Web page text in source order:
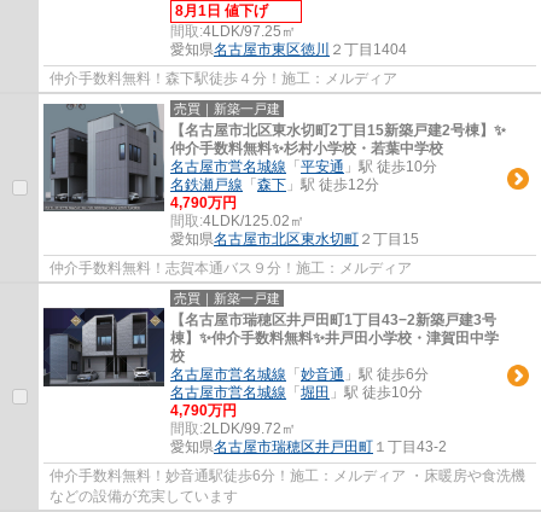
8月1日 値下げ
間取:4LDK/97.25㎡
愛知県名古屋市東区徳川 ２丁目1404
仲介手数料無料！森下駅徒歩４分！施工：メルディア
売買｜新築一戸建
【名古屋市北区東水切町2丁目15新築戸建2号棟】✨️
仲介手数料無料✨️杉村小学校・若葉中学校
名古屋市営名城線 「 平安通 」駅 徒歩10分
名鉄瀬戸線 「 森下 」駅 徒歩12分
4,790万円
間取:4LDK/125.02㎡
愛知県名古屋市北区東水切町 ２丁目15
仲介手数料無料！志賀本通バス９分！施工：メルディア
売買｜新築一戸建
【名古屋市瑞穂区井戸田町1丁目43−2新築戸建3号
棟】✨️仲介手数料無料✨️井戸田小学校・津賀田中学
校
名古屋市営名城線 「 妙音通 」駅 徒歩6分
名古屋市営名城線 「 堀田 」駅 徒歩10分
4,790万円
間取:2LDK/99.72㎡
愛知県名古屋市瑞穂区井戸田町 １丁目43-2
仲介手数料無料！妙音通駅徒歩6分！施工：メルディア ・床暖房や食洗機
などの設備が充実しています